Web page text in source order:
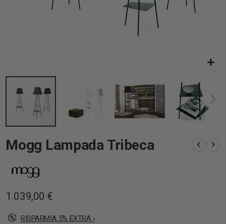
all'inizio
della
di
Mogg Lampada Tribeca
1.039,00 €
RISPARMIA 5% EXTRA ›